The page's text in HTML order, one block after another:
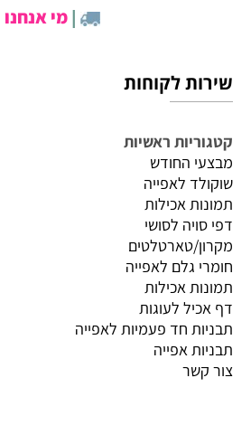
|מי אנחנו
שירות לקוחות
קטגוריות ראשיות
מבצעי החודש
שוקולד לאפייה
תמונות אכילות
דפי סויה לסושי
מקרון/טארטלטים
חומרי גלם לאפייה
תמונות אכילות
דף אכיל לעוגות
תבניות חד פעמיות לאפייה
תבניות אפייה
צור קשר